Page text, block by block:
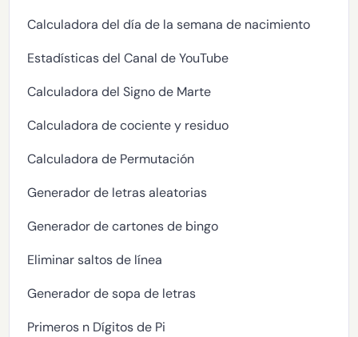
Calculadora del día de la semana de nacimiento
Estadísticas del Canal de YouTube
Calculadora del Signo de Marte
Calculadora de cociente y residuo
Calculadora de Permutación
Generador de letras aleatorias
Generador de cartones de bingo
Eliminar saltos de línea
Generador de sopa de letras
Primeros n Dígitos de Pi